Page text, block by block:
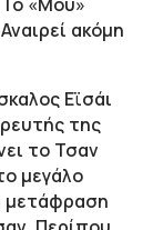
ακόμη
Εϊσάι
της
το Τσαν
μεγάλο
μετάφραση